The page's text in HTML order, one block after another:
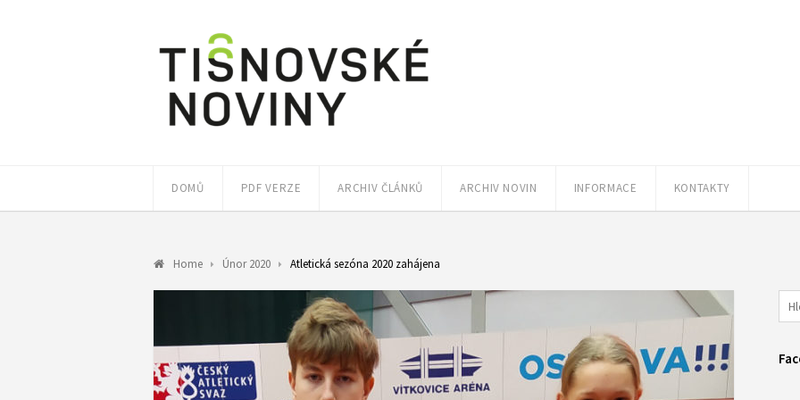
DOMŮ PDF VERZE ARCHIV ČLÁNKŮ ARCHIV NOVIN INFORMACE KONTAKTY
Home Únor 2020 Atletická sezóna 2020 zahájena